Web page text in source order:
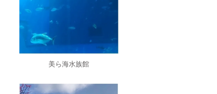
美ら海水族館